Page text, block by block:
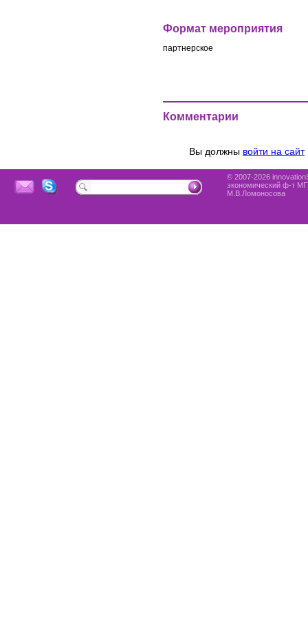
Формат мероприятия
партнерское
Комментарии
Вы должны войти на сайт
© 2007-2026
экономический ф-т
М.В.Ломоносова